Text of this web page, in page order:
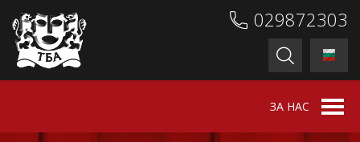
029872303
ЗА НАС